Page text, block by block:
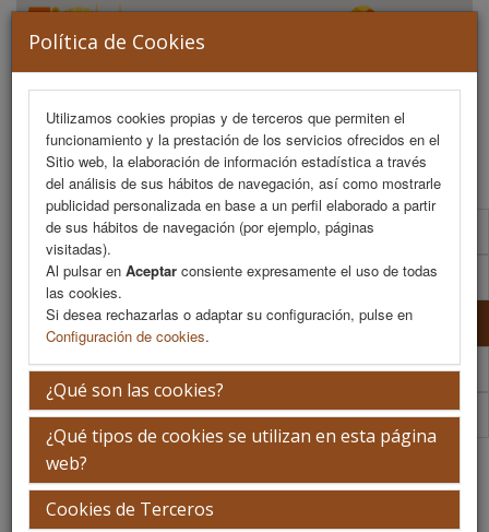
Política de Cookies
Utilizamos cookies propias y de terceros que permiten el
funcionamiento y la prestación de los servicios ofrecidos en el
Sitio web, la elaboración de información estadística a través
del análisis de sus hábitos de navegación, así como mostrarle
publicidad personalizada en base a un perfil elaborado a partir
de sus hábitos de navegación (por ejemplo, páginas
visitadas).
Al pulsar en Aceptar consiente expresamente el uso de todas
las cookies.
Si desea rechazarlas o adaptar su configuración, pulse en
Configuración de cookies.
¿Qué son las cookies?
¿Qué tipos de cookies se utilizan en esta página
web?
Cookies de Terceros
MENU
Comité Organizador
Comité Científico
Comité De Honor
Comité Científico 75 Aniversario Sopega
Comité Organizador 75 Aniversario Sopega
Comité De Honor